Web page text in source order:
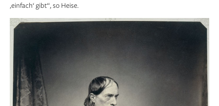
‚einfach‘ gibt“, so Heise.